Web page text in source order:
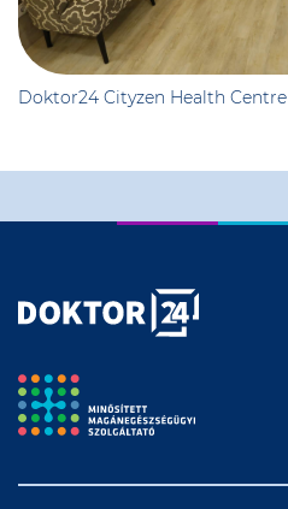
Doktor24 Cityzen Health Centre